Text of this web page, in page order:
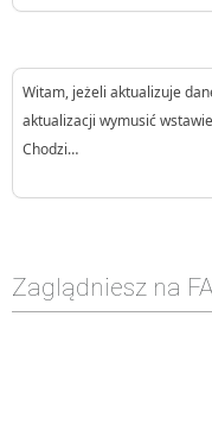
Witam, jeżeli aktualizuje
aktualizacji wymusić
Chodzi…
Zaglądniesz na